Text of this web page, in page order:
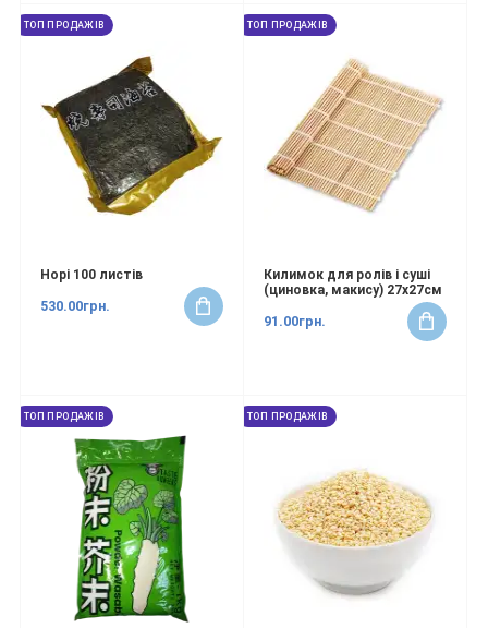
ТОП ПРОДАЖІВ
Норі 100 листів
530.00грн.
ТОП ПРОДАЖІВ
Килимок для ролів і суші
(циновка, макису) 27х27см
91.00грн.
ТОП ПРОДАЖІВ ТОП ПРОДАЖІВ